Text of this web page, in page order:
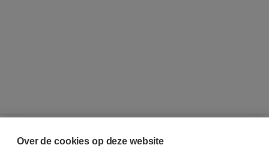
Over de cookies op deze website